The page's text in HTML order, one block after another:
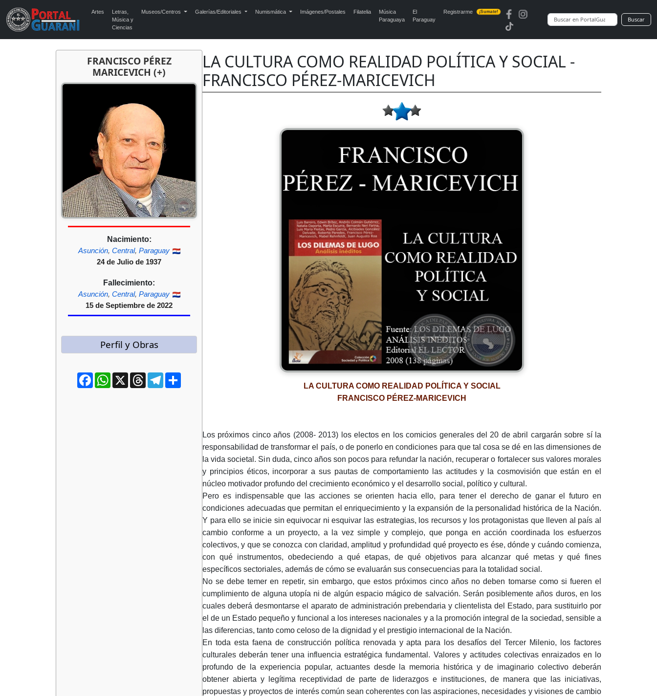
Artes
Letras,
Música y
Ciencias
Museos/Centros Galerías/Editoriales Numismática Imágenes/Postales Filatelia
Música
Paraguaya
El
Paraguay
Registrarme ¡Sumate!
Buscar
FRANCISCO PÉREZ
MARICEVICH (+)
Nacimiento:
Asunción, Central, Paraguay
24 de Julio de 1937
Fallecimiento:
Asunción, Central, Paraguay
15 de Septiembre de 2022
Perfil y Obras
FacebookWhatsApp
X ThreadsTelegram
LA CULTURA COMO REALIDAD POLÍTICA Y SOCIAL -
FRANCISCO PÉREZ-MARICEVICH
LA CULTURA COMO REALIDAD POLÍTICA Y SOCIAL
FRANCISCO PÉREZ-MARICEVICH
Los próximos cinco años (2008- 2013) los electos en los comicios generales del 20 de abril cargarán sobre sí la
responsabilidad de transformar el país, o de ponerlo en condiciones para que tal cosa se dé en las dimensiones de
la vida societal. Sin duda, cinco años son pocos para refundar la nación, recuperar o fortalecer sus valores morales
y principios éticos, incorporar a sus pautas de comportamiento las actitudes y la cosmovisión que están en el
núcleo motivador profundo del crecimiento económico y el desarrollo social, político y cultural.
Pero es indispensable que las acciones se orienten hacia ello, para tener el derecho de ganar el futuro en
condiciones adecuadas que permitan el enriquecimiento y la expansión de la personalidad histórica de la Nación.
Y para ello se inicie sin equivocar ni esquivar las estrategias, los recursos y los protagonistas que lleven al país al
cambio conforme a un proyecto, a la vez simple y complejo, que ponga en acción coordinada los esfuerzos
colectivos, y que se conozca con claridad, amplitud y profundidad qué proyecto es ése, dónde y cuándo comienza,
con qué instrumentos, obedeciendo a qué etapas, de qué objetivos para alcanzar qué metas y qué fines
específicos sectoriales, además de cómo se evaluarán sus consecuencias para la totalidad social.
No se debe temer en repetir, sin embargo, que estos próximos cinco años no deben tomarse como si fueren el
cumplimiento de alguna utopía ni de algún espacio mágico de salvación. Serán posiblemente años duros, en los
cuales deberá desmontarse el aparato de administración prebendaria y clientelista del Estado, para sustituirlo por
el de un Estado pequeño y funcional a los intereses nacionales y a la promoción integral de la sociedad, sensible a
las diferencias, tanto como celoso de la dignidad y el prestigio internacional de la Nación.
En toda esta faena de construcción política renovada y apta para los desafíos del Tercer Milenio, los factores
culturales deberán tener una influencia estratégica fundamental. Valores y actitudes colectivas enraizados en lo
profundo de la experiencia popular, actuantes desde la memoria histórica y de imaginario colectivo deberán
obtener abierta y legítima receptividad de parte de liderazgos e instituciones, de manera que las iniciativas,
propuestas y proyectos de interés común sean coherentes con las aspiraciones, necesidades y visiones de cambio